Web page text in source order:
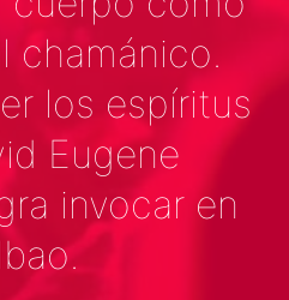
chamánico.
los espíritus
Eugene
invocar en